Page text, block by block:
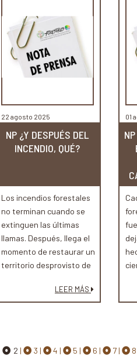
22 agosto 2025
NP ¿Y DESPUÉS DEL
INCENDIO, QUÉ?
Los incendios forestales
no terminan cuando se
extinguen las últimas
llamas. Después, llega el
momento de restaurar un
territorio desprovisto de
un suelo gravemente
degradado, junto a la
las consecuencias para el
LEER MÁS
01
2 3 4 5 6 7 8